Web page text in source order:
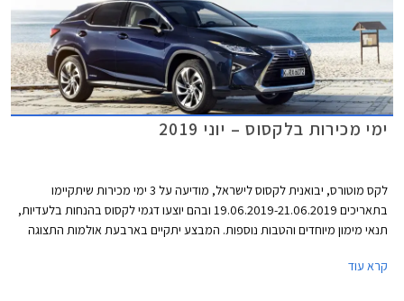
ימי מכירות בלקסוס – יוני 2019
לקס מוטורס, יבואנית לקסוס לישראל, מודיעה על 3 ימי מכירות שיתקיימו
בתאריכים 19.06.2019-21.06.2019 ובהם יוצעו דגמי לקסוס בהנחות בלעדיות,
תנאי מימון מיוחדים והטבות נוספות. המבצע יתקיים בארבעת אולמות התצוגה
קרא עוד